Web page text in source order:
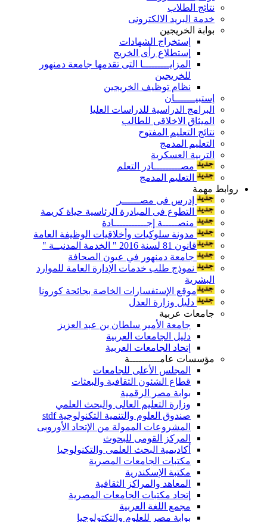
نتائج الطلاب
خدمة البريد الالكترونى
بوابة الخريجين
إستخراج الشهادات
إستطلاع رأى الخريج
المزايـــــــــا التى تقدمها جامعة دمنهور
للخريجين
نظام توظيف الخريجين
إستبيـــــــان
البرامج الدراسية للدراسات العليا
الميثاق الاخلاقى للطالب
نتائج التعليم المفتوح
التعليم المدمج
التربية العسكرية
مصـــــــــادر التعلم
التعليم المدمج
روابط مهمة
إدرس فى مصــــــر
التطوع فى المبادرة الرئاسية حياة كريمة
منصـــــة إجـــــــــــادة
مدونة سلوكيات وأخلاقيات الوظيفة العامة
قانون 81 لسنة 2016 " الخدمة المدنيــة "
جامعة دمنهور في عيون الصحافة
نموذج طلب خدمات الإدارة العامة للموارد
البشرية
موقع الإستفسارات الخاصة بجائحة كورونا
دليل وزارة العدل
جامعات عربية
جامعة الأمير سلطان بن عبد العزيز
دليل الجامعات العربية
إتحاد الجامعات العربية
مؤسسات عامــــــــــة
المجلس الأعلى للجامعات
قطاع الشئون الثقافية والبعثات
بوابة مصر الرقمية
وزارة التعليم العالى والبحث العلمي
صندوق العلوم والتنمية التكنولوجية stdf
المشروعات الممولة من الإتحاد الأوروبى
المركز القومى للبحوث
أكاديمية البحث العلمى والتكنولوجيا
مكتبات الجامعات المصرية
مكتبة الإسكندرية
المعاهد والمراكز الثقافية
إتحاد مكتبات الجامعات المصرية
مجمع اللغة العربية
بوابة مصر للعلوم والتكتولوجيا